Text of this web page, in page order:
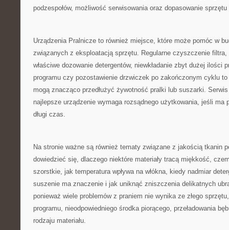
podzespołów, możliwość serwisowania oraz dopasowanie
Urządzenia Pralnicze to również miejsce, które może pomóc w
związanych z eksploatacją sprzętu. Regularne czyszczenie
właściwe dozowanie detergentów, niewkładanie zbyt dużej ilości
programu czy pozostawienie drzwiczek po zakończonym cyklu to
mogą znacząco przedłużyć żywotność pralki lub suszarki.
najlepsze urządzenie wymaga rozsądnego użytkowania, jeśli ma
długi czas.
Na stronie ważne są również tematy związane z jakością tkanin
dowiedzieć się, dlaczego niektóre materiały tracą miękkość,
szorstkie, jak temperatura wpływa na włókna, kiedy nadmiar
suszenie ma znaczenie i jak uniknąć zniszczenia delikatnych
ponieważ wiele problemów z praniem nie wynika ze złego
programu, nieodpowiedniego środka piorącego, przeładowania
rodzaju materiału.